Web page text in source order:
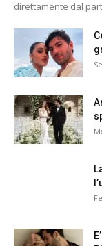
direttamente dal